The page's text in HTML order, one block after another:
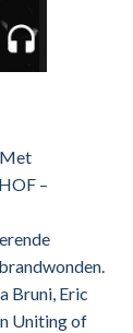
Met
–
Bruni, Eric
Uniting of